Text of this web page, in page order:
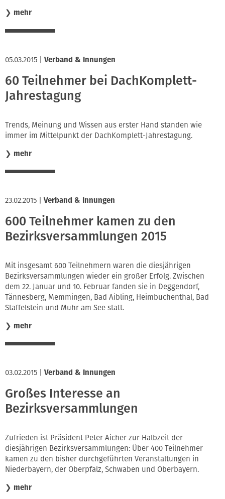
❯ mehr
05.03.2015 Verband & Innungen
60 Teilnehmer bei DachKomplett-
Jahrestagung
Trends, Meinung und Wissen aus erster Hand standen wie
immer im Mittelpunkt der DachKomplett-Jahrestagung.
❯ mehr
23.02.2015 Verband & Innungen
600 Teilnehmer kamen zu den
Bezirksversammlungen 2015
Mit insgesamt 600 Teilnehmern waren die diesjährigen
Bezirksversammlungen wieder ein großer Erfolg. Zwischen
dem 22. Januar und 10. Februar fanden sie in Deggendorf,
Tännesberg, Memmingen, Bad Aibling, Heimbuchenthal, Bad
Staffelstein und Muhr am See statt.
❯ mehr
03.02.2015 Verband & Innungen
Großes Interesse an
Bezirksversammlungen
Zufrieden ist Präsident Peter Aicher zur Halbzeit der
diesjährigen Bezirksversammlungen: Über 400 Teilnehmer
kamen zu den bisher durchgeführten Veranstaltungen in
Niederbayern, der Oberpfalz, Schwaben und Oberbayern.
❯ mehr